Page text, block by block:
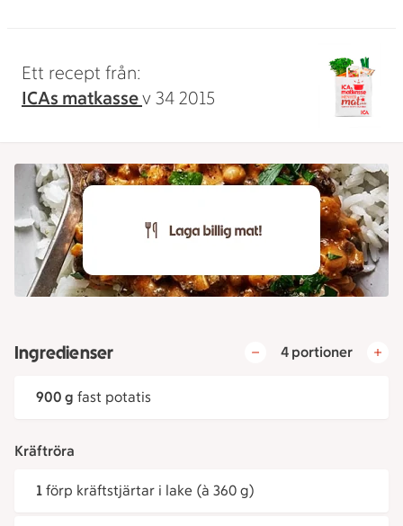
Ett recept från:
ICAs matkassev 34 2015
Ingredienser 4 portioner
900 g fast potatis
Kräftröra
1 förp kräftstjärtar i lake (à 360 g)